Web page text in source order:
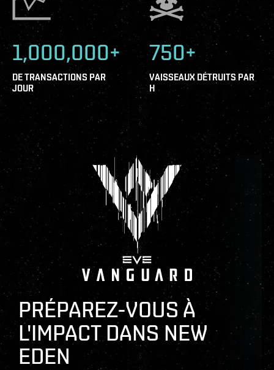
1,000,000+
DE TRANSACTIONS PAR
JOUR
750+
VAISSEAUX DÉTRUITS PAR
H
PRÉPAREZ-VOUS À
L'IMPACT DANS NEW
EDEN